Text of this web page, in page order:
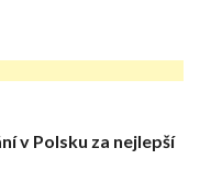
v Polsku za nejlepší